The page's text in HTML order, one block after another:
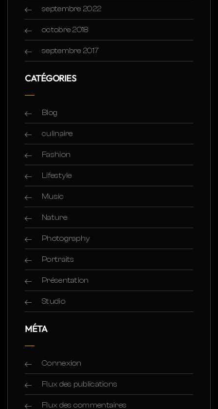
septembre 2022
octobre 2018
septembre 2017
CATÉGORIES
Blog
culinaire
Fashion
Lifestyle
Music
Nature
Photography
Portraits
Présentation
Studio
MÉTA
Connexion
Flux des publications
Flux des commentaires